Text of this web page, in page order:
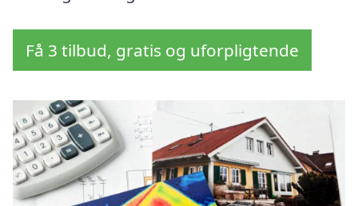
Få 3 tilbud, gratis og uforpligtende